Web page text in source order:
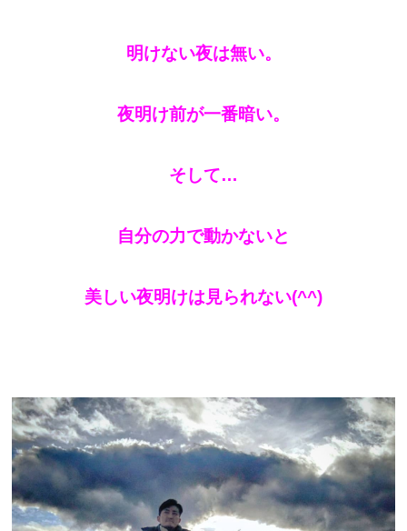
明けない夜は無い。
夜明け前が一番暗い。
そして…
自分の力で動かないと
美しい夜明けは見られない(^^)